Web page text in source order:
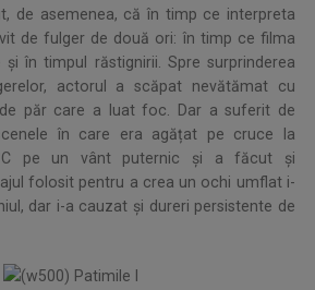
de asemenea, că în timp ce interpreta
de fulger de două ori: în timp ce filma
în timpul răstignirii. Spre surprinderea
actorul a scăpat nevătămat cu
păr care a luat foc. Dar a suferit de
în care era agățat pe cruce la
pe un vânt puternic şi a făcut și
folosit pentru a crea un ochi umflat i-
dar i-a cauzat şi dureri persistente de